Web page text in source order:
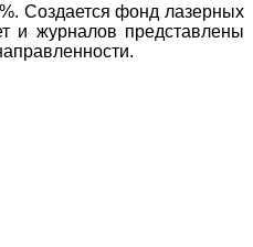
Создается фонд лазерных
и журналов представлены